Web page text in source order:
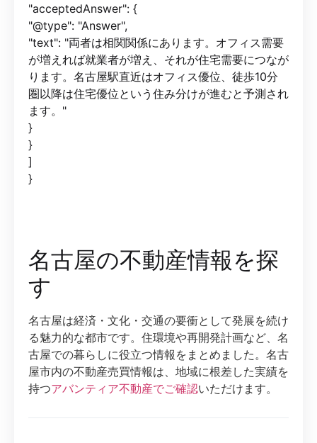
"acceptedAnswer": {
"@type": "Answer",
"text": "両者は相関関係にあります。オフィス需要
が増えれば就業者が増え、それが住宅需要につなが
ります。名古屋駅直近はオフィス優位、徒歩10分
圏以降は住宅優位という住み分けが進むと予測され
ます。"
}
}
]
}
名古屋の不動産情報を探
す
名古屋は経済・文化・交通の要衝として発展を続け
る魅力的な都市です。住環境や再開発計画など、名
古屋での暮らしに役立つ情報をまとめました。名古
屋市内の不動産売買情報は、地域に根差した実績を
持つアバンティア不動産でご確認いただけます。